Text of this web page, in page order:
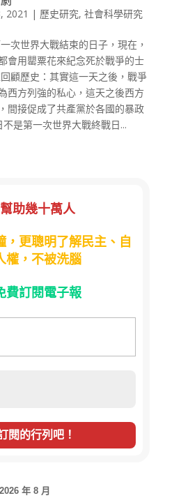
2021 | 歷史研究, 社會科學研究
次世界大戰結束的日子，現在，
會用罌粟花來紀念死於戰爭的士
顧歷史：其實這一天之後，戰爭
西方列強的私心，這天之後西方
間接促成了共產黨於各國的暴政
是第一次世界大戰終戰日...
助幾十萬人
，更聰明了解民主、自
權，不被洗腦
費訂閱電子報
2026 年 8 月